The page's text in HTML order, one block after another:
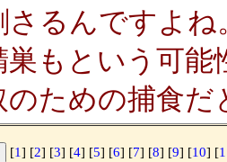
さるんですよ
巣もという可
のための捕食だ
[1] [2] [3] [4] [5] [6] [7] [8] [9] [10] [